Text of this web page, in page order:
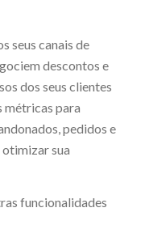
seus canais de
descontos e
dos seus clientes
métricas para
pedidos e
otimizar sua
funcionalidades